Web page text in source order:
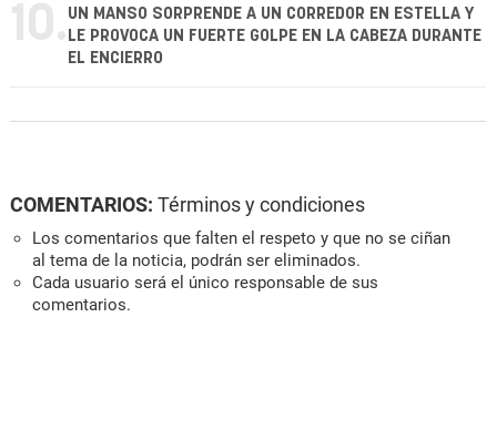
10. UN MANSO SORPRENDE A UN CORREDOR EN ESTELLA Y
LE PROVOCA UN FUERTE GOLPE EN LA CABEZA DURANTE
EL ENCIERRO
COMENTARIOS: Términos y condiciones
Los comentarios que falten el respeto y que no se ciñan
al tema de la noticia, podrán ser eliminados.
Cada usuario será el único responsable de sus
comentarios.